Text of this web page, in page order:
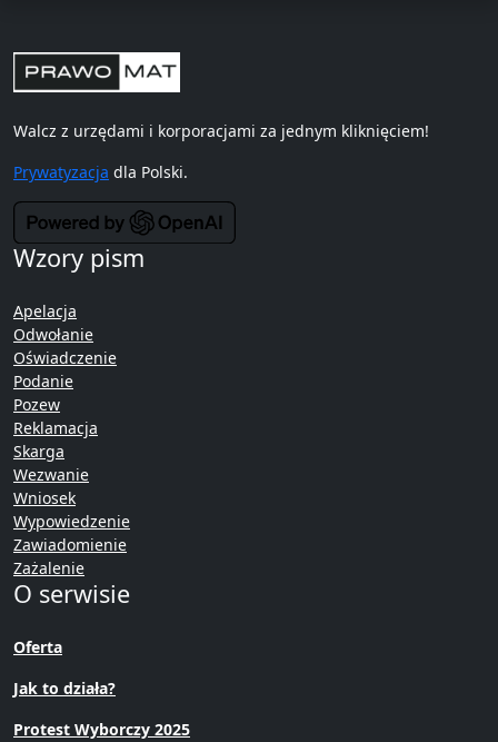
Walcz z urzędami i korporacjami za jednym kliknięciem!
Prywatyzacja dla Polski.
Wzory pism
Apelacja
Odwołanie
Oświadczenie
Podanie
Pozew
Reklamacja
Skarga
Wezwanie
Wniosek
Wypowiedzenie
Zawiadomienie
Zażalenie
O serwisie
Oferta
Jak to działa?
Protest Wyborczy 2025